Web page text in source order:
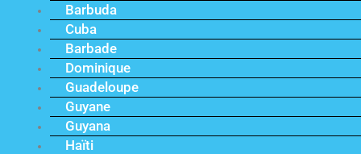
Barbuda
Cuba
Barbade
Dominique
Guadeloupe
Guyane
Guyana
Haïti